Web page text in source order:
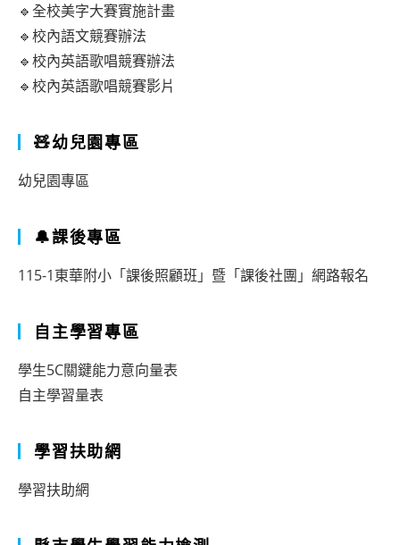
🔹全校美字大賽實施計畫
🔹校內語文競賽辦法
🔹校內英語歌唱競賽辦法
🔹校內英語歌唱競賽影片
🧸幼兒園專區
幼兒園專區
🔔課後專區
115-1東華附小「課後照顧班」暨「課後社團」網路報名
自主學習專區
學生5C關鍵能力意向量表
自主學習量表
學習扶助網
學習扶助網